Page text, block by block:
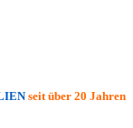
seit über 20 Jahren